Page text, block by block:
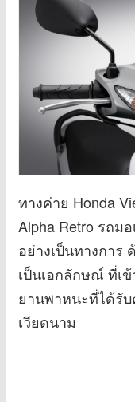
ทางค่าย Honda
Alpha Retro รถม
อย่างเป็นทางกา
เป็นเอกลักษณ์ ที่เ
ยานพาหนะที่ได้รับ
เวียดนาม